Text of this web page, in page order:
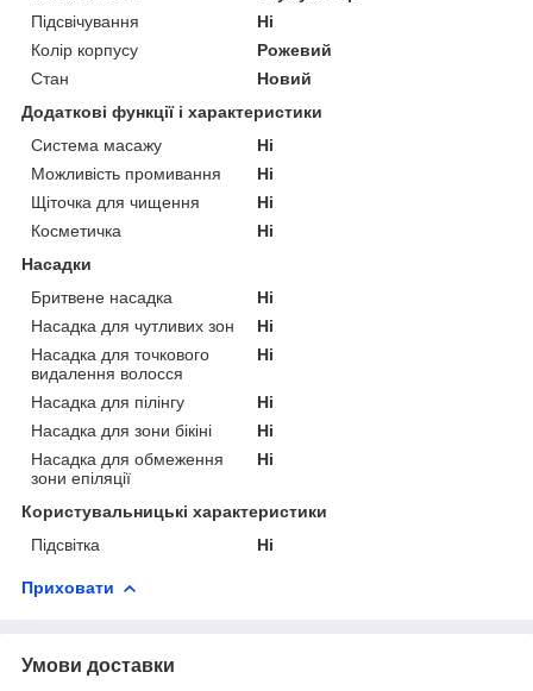
Підсвічування
Ні
Колір корпусу
Рожевий
Стан
Новий
Додаткові функції і характеристики
Система масажу
Ні
Можливість промивання
Ні
Щіточка для чищення
Ні
Косметичка
Ні
Насадки
Бритвене насадка
Ні
Насадка для чутливих зон
Ні
Насадка для точкового
видалення волосся
Ні
Насадка для пілінгу
Ні
Насадка для зони бікіні
Ні
Насадка для обмеження
зони епіляції
Ні
Користувальницькі характеристики
Підсвітка
Ні
Приховати
Умови доставки